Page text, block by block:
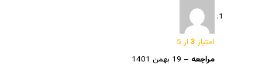
امتیاز 3 از 5
مراجعه – 19 بهمن 1401